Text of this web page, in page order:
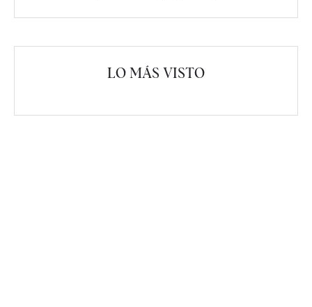
LO MÁS VISTO